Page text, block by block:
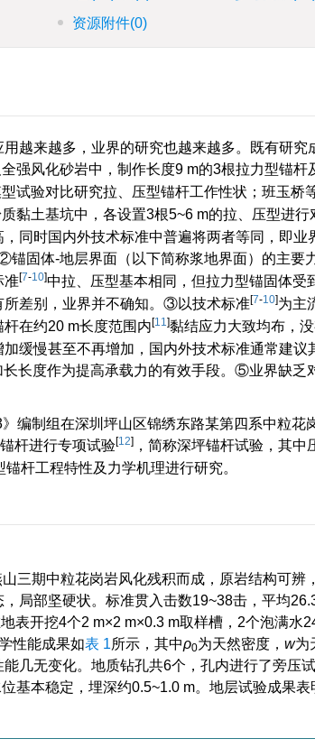
资源附件(0)
越来越多，业界的研究也越来越多。既有研究
强风化砂岩中，制作长度9 m的3根拉力型锚杆
试验对比研究拉、压型锚杆工作性状；班玉桥
黏土基坑中，各设置3根5~6 m的拉、压型进行
同时国内外技术标准中普遍将两者等同，即业
锚固体-地层界面（以下简称浆地界面）的主要
准[7-10]中拉、压型基本相同，但拉力型锚固体受
所差别，业界并不确知。③以技术标准[7-10]为主
在约20 m长度范围内[11]黏结应力大致均布，
缓慢甚至不再增加，国内外技术标准通常建议
长度作为提高承载力的有效手段。⑤业界缺乏
编制组在深圳坪山区锦绣东路某第四系中粒花
杆进行专项试验[12] ，简称深坪锚杆试验，其中
杆工程特性及力学机理进行研究。
三期中粒花岗岩风化残积而成，原岩结构可辨
局部坚硬状。标准贯入击数19~38击，平均
表开挖4个2 m×2 m×0.3 m取样槽，2个泡满水
性能成果如表 1所示，其中ρ0为天然密度， w为
几无变化。地质钻孔共6个，孔内进行了旁压
基本稳定，埋深约0.5~1.0 m。地层试验成果表